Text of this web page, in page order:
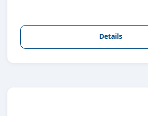
Details